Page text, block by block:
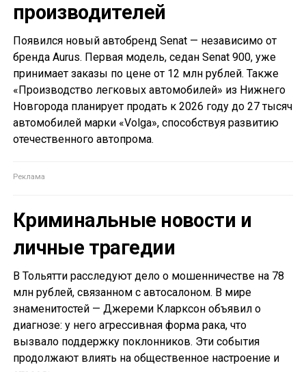
производителей
Появился новый автобренд Senat — независимо от
бренда Aurus. Первая модель, седан Senat 900, уже
принимает заказы по цене от 12 млн рублей. Также
«Производство легковых автомобилей» из Нижнего
Новгорода планирует продать к 2026 году до 27 тысяч
автомобилей марки «Volga», способствуя развитию
отечественного автопрома.
Криминальные новости и
личные трагедии
В Тольятти расследуют дело о мошенничестве на 78
млн рублей, связанном с автосалоном. В мире
знаменитостей — Джереми Кларксон объявил о
диагнозе: у него агрессивная форма рака, что
вызвало поддержку поклонников. Эти события
продолжают влиять на общественное настроение и